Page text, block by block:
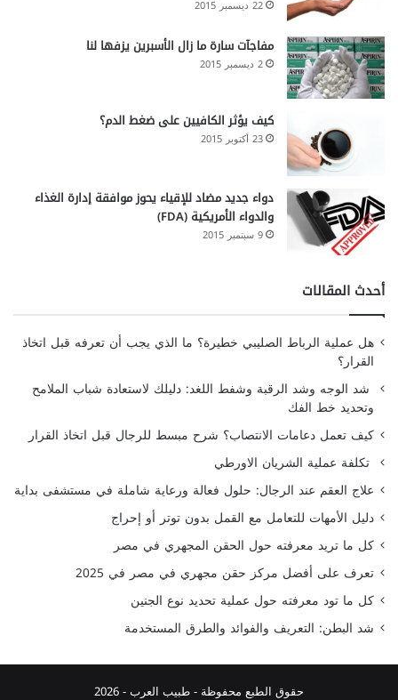
22 ديسمبر 2015
مفاجآت سارة ما زال الأسبرين يزفها لنا
2 ديسمبر 2015
كيف يؤثر الكافيين على ضغط الدم؟
23 أكتوبر 2015
دواء جديد مضاد للإقياء يحوز موافقة إدارة الغذاء
والدواء الأمريكية (FDA)
9 سبتمبر 2015
أحدث المقالات
هل عملية الرباط الصليبي خطيرة؟ ما الذي يجب أن تعرفه قبل اتخاذ
القرار؟
شد الوجه وشد الرقبة وشفط اللغد: دليلك لاستعادة شباب الملامح
وتحديد خط الفك
كيف تعمل دعامات الانتصاب؟ شرح مبسط للرجال قبل اتخاذ القرار
تكلفة عملية الشريان الاورطي
علاج العقم عند الرجال: حلول فعالة ورعاية شاملة في مستشفى بداية
دليل الأمهات للتعامل مع القمل بدون توتر أو إحراج
كل ما تريد معرفته حول الحقن المجهري في مصر
تعرف على أفضل مركز حقن مجهري في مصر في 2025
كل ما تود معرفته حول عملية تحديد نوع الجنين
شد البطن: التعريف والفوائد والطرق المستخدمة
حقوق الطبع محفوظة -طبيب العرب- 2026